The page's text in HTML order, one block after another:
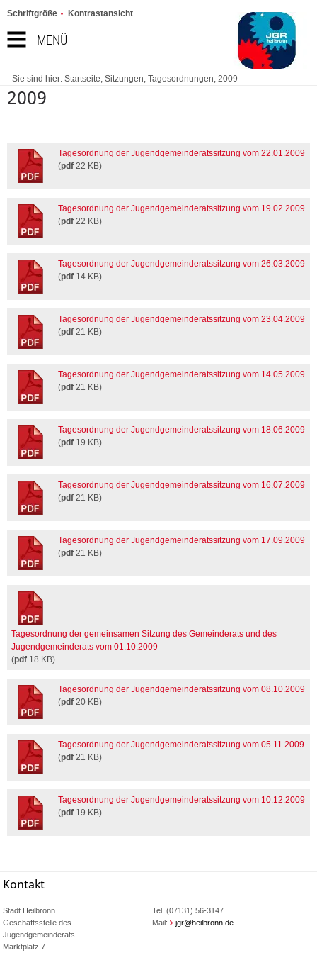
MENÜ
Schriftgröße Kontrastansicht
Sie sind hier: Startseite, Sitzungen, Tagesordnungen, 2009
2009
Tagesordnung der Jugendgemeinderatssitzung vom 22.01.2009
(pdf 22 KB)
Tagesordnung der Jugendgemeinderatssitzung vom 19.02.2009
(pdf 22 KB)
Tagesordnung der Jugendgemeinderatssitzung vom 26.03.2009
(pdf 14 KB)
Tagesordnung der Jugendgemeinderatssitzung vom 23.04.2009
(pdf 21 KB)
Tagesordnung der Jugendgemeinderatssitzung vom 14.05.2009
(pdf 21 KB)
Tagesordnung der Jugendgemeinderatssitzung vom 18.06.2009
(pdf 19 KB)
Tagesordnung der Jugendgemeinderatssitzung vom 16.07.2009
(pdf 21 KB)
Tagesordnung der Jugendgemeinderatssitzung vom 17.09.2009
(pdf 21 KB)
Tagesordnung der gemeinsamen Sitzung des Gemeinderats und des
Jugendgemeinderats vom 01.10.2009
(pdf 18 KB)
Tagesordnung der Jugendgemeinderatssitzung vom 08.10.2009
(pdf 20 KB)
Tagesordnung der Jugendgemeinderatssitzung vom 05.11.2009
(pdf 21 KB)
Tagesordnung der Jugendgemeinderatssitzung vom 10.12.2009
(pdf 19 KB)
Kontakt
Stadt Heilbronn
Geschäftsstelle des
Jugendgemeinderats
Marktplatz 7
Tel. (07131) 56-3147
Mail:
jgr@heilbronn.de